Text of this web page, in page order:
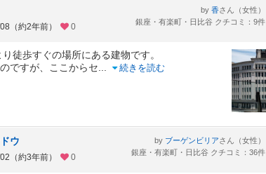
（約2年前） 0
by 香さん（女性）
銀座・有楽町・日比谷 クチコミ：9件
徒歩すぐの場所にある建物です。
ですが、ここからセ
続きを読む
ウ
（約3年前） 0
by ブーゲンビリアさん（女性）
銀座・有楽町・日比谷 クチコミ：36件